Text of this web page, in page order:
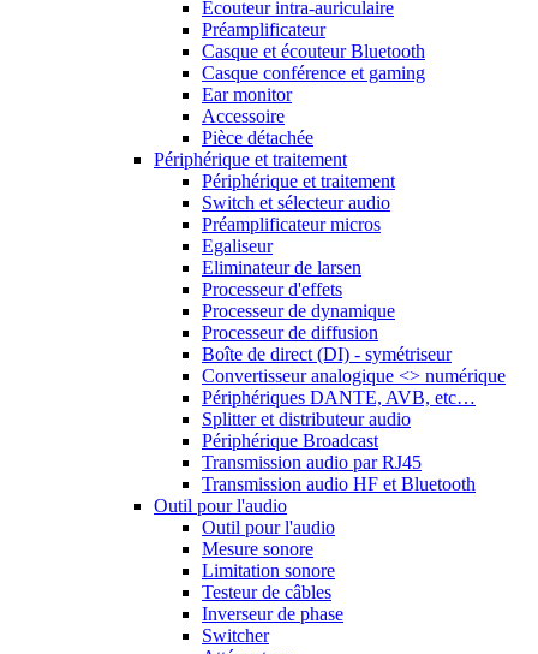
Ecouteur intra-auriculaire
Préamplificateur
Casque et écouteur Bluetooth
Casque conférence et gaming
Ear monitor
Accessoire
Pièce détachée
Périphérique et traitement
Périphérique et traitement
Switch et sélecteur audio
Préamplificateur micros
Egaliseur
Eliminateur de larsen
Processeur d'effets
Processeur de dynamique
Processeur de diffusion
Boîte de direct (DI) - symétriseur
Convertisseur analogique <> numérique
Périphériques DANTE, AVB, etc…
Splitter et distributeur audio
Périphérique Broadcast
Transmission audio par RJ45
Transmission audio HF et Bluetooth
Outil pour l'audio
Outil pour l'audio
Mesure sonore
Limitation sonore
Testeur de câbles
Inverseur de phase
Switcher